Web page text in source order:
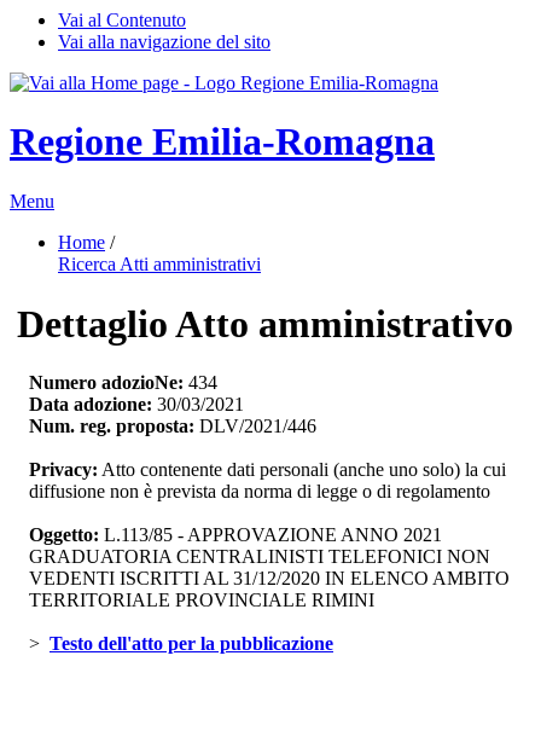
Vai al Contenuto
Vai alla navigazione del sito
Regione Emilia-Romagna
Menu
Home /
Ricerca Atti amministrativi
Dettaglio Atto amministrativo
Numero adozioNe: 434
Data adozione: 30/03/2021
Num. reg. proposta: DLV/2021/446
Privacy: Atto contenente dati personali (anche uno solo) la cui
diffusione non è prevista da norma di legge o di regolamento
Oggetto: L.113/85 - APPROVAZIONE ANNO 2021
GRADUATORIA CENTRALINISTI TELEFONICI NON
VEDENTI ISCRITTI AL 31/12/2020 IN ELENCO AMBITO
TERRITORIALE PROVINCIALE RIMINI
> Testo dell'atto per la pubblicazione